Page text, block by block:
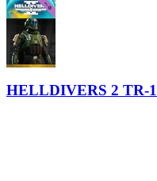
HELLDIVERS 2 TR-